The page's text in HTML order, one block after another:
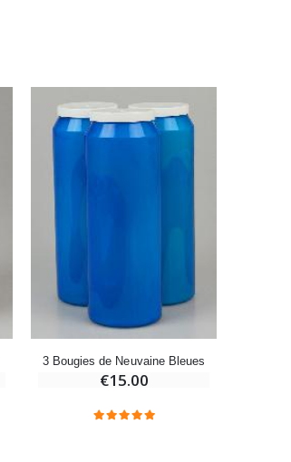
Bougie Neuvaine pour une Guérison - 17.5cm
3 Bougies de Neuvaine Bleues
€15.00